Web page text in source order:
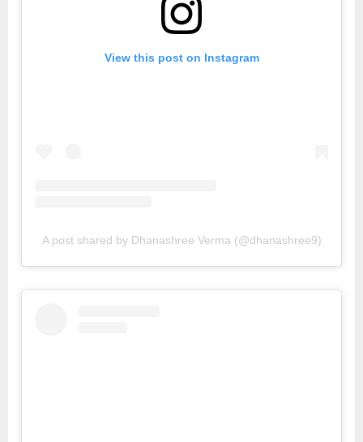
View this post on Instagram
A post shared by Dhanashree Verma (@dhanashree9)